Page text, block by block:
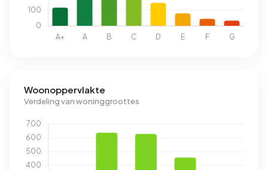
Woonoppervlakte
Verdeling van woninggroottes